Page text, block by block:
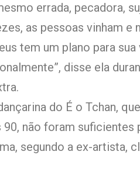
errada, pecadora,
as pessoas vinham e
tem um plano para sua
disse ela
do É o Tchan,
não foram suficientes
segundo a ex-artista,